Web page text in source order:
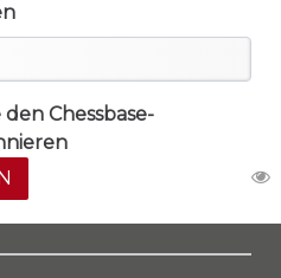
Chessbase-